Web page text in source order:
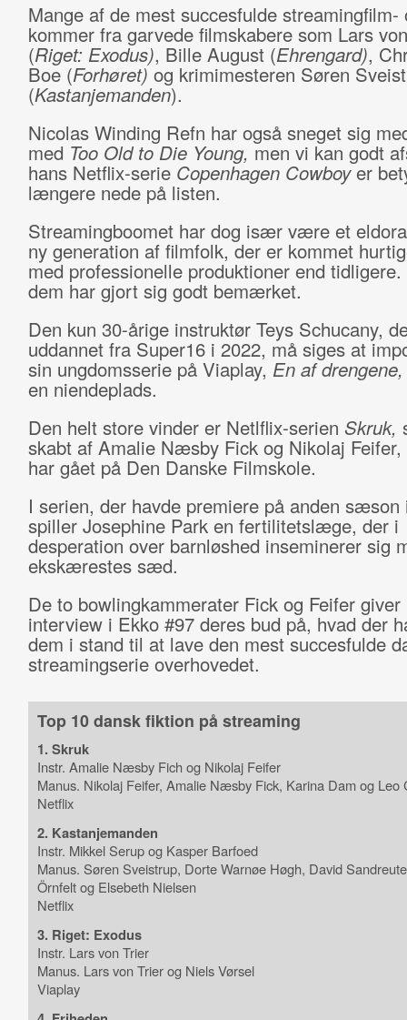
Mange af de mest succesfulde streamingfilm-
kommer fra garvede filmskabere som Lars
(Riget: Exodus), Bille August (Ehrengard),
Boe (Forhøret)og krimimesteren Søren
(Kastanjemanden).
Nicolas Winding Refn har også sneget sig
med Too Old to Die Young, men vi kan godt
hans Netflix-serie Copenhagen Cowboyer
længere nede på listen.
Streamingboomet har dog især være et
ny generation af filmfolk, der er kommet
med professionelle produktioner end
dem har gjort sig godt bemærket.
Den kun 30-årige instruktør Teys Schucany,
uddannet fra Super16 i 2022, må siges at
sin ungdomsserie på Viaplay, En af
en niendeplads.
Den helt store vinder er Netlflix-serien Skruk,
skabt af Amalie Næsby Fick og Nikolaj Feifer,
har gået på Den Danske Filmskole.
I serien, der havde premiere på anden sæson
spiller Josephine Park en fertilitetslæge, der i
desperation over barnløshed inseminerer sig
ekskærestes sæd.
De to bowlingkammerater Fick og Feifer giver
interview i Ekko #97 deres bud på, hvad der
dem i stand til at lave den mest succesfulde
streamingserie overhovedet.
Top 10 dansk fiktion på streaming
1. Skruk
Instr. Amalie Næsby Fich og Nikolaj Feifer
Manus. Nikolaj Feifer, Amalie Næsby Fick, Karina Dam og Leo
Netflix
2. Kastanjemanden
Instr. Mikkel Serup og Kasper Barfoed
Manus. Søren Sveistrup, Dorte Warnøe Høgh, David
Örnfelt og Elsebeth Nielsen
Netflix
3. Riget: Exodus
Instr. Lars von Trier
Manus. Lars von Trier og Niels Vørsel
Viaplay